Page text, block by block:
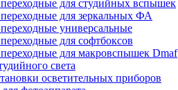
для студийных вспышек
для зеркальных ФА
универсальные
для софтбоксов
для макровспышек Dmaf
света
осветительных приборов